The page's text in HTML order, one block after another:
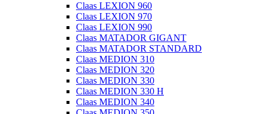
Claas LEXION 960
Claas LEXION 970
Claas LEXION 990
Claas MATADOR GIGANT
Claas MATADOR STANDARD
Claas MEDION 310
Claas MEDION 320
Claas MEDION 330
Claas MEDION 330 H
Claas MEDION 340